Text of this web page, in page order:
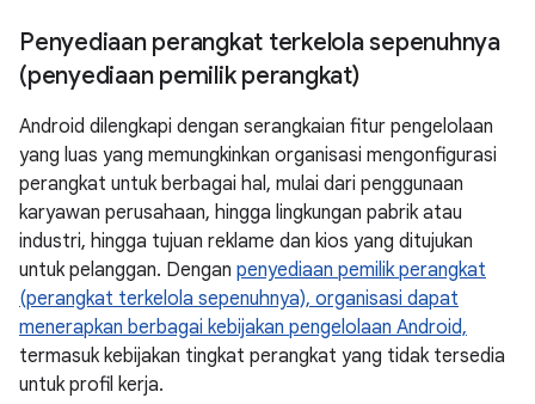
Penyediaan perangkat terkelola sepenuhnya
(penyediaan pemilik perangkat)
Android dilengkapi dengan serangkaian fitur pengelolaan
yang luas yang memungkinkan organisasi mengonfigurasi
perangkat untuk berbagai hal, mulai dari penggunaan
karyawan perusahaan, hingga lingkungan pabrik atau
industri, hingga tujuan reklame dan kios yang ditujukan
untuk pelanggan. Dengan penyediaan pemilik perangkat
(perangkat terkelola sepenuhnya), organisasi dapat
menerapkan berbagai kebijakan pengelolaan Android,
termasuk kebijakan tingkat perangkat yang tidak tersedia
untuk profil kerja.